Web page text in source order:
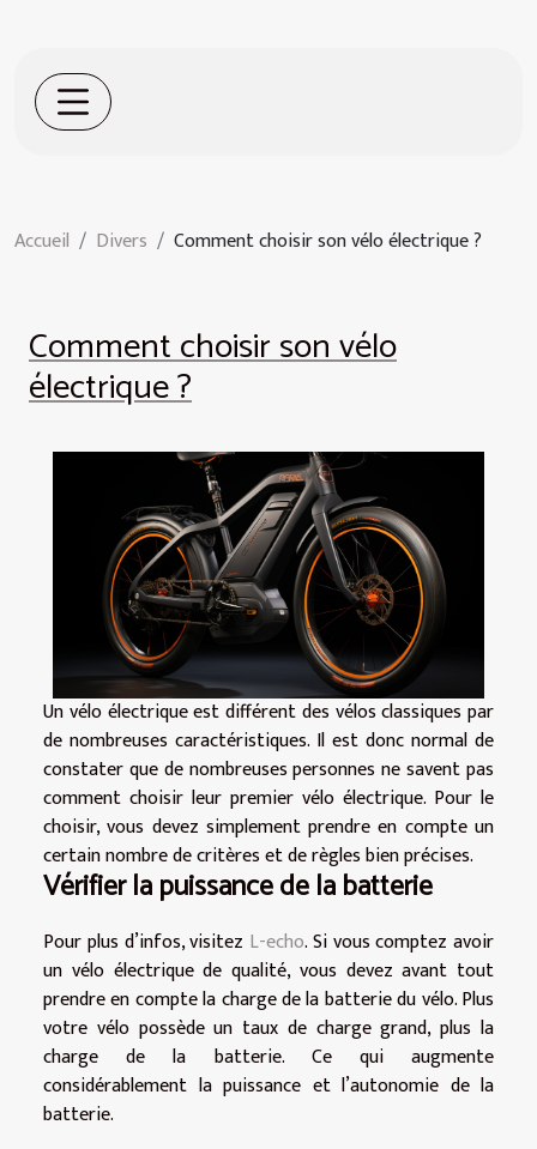
Accueil Divers Comment choisir son vélo électrique ?
Comment choisir son vélo
électrique ?
Un vélo électrique est différent des vélos classiques par
de nombreuses caractéristiques. Il est donc normal de
constater que de nombreuses personnes ne savent pas
comment choisir leur premier vélo électrique. Pour le
choisir, vous devez simplement prendre en compte un
certain nombre de critères et de règles bien précises.
Vérifier la puissance de la batterie
Pour plus d’infos, visitez L-echo. Si vous comptez avoir
un vélo électrique de qualité, vous devez avant tout
prendre en compte la charge de la batterie du vélo. Plus
votre vélo possède un taux de charge grand, plus la
charge de la batterie. Ce qui augmente
considérablement la puissance et l’autonomie de la
batterie.